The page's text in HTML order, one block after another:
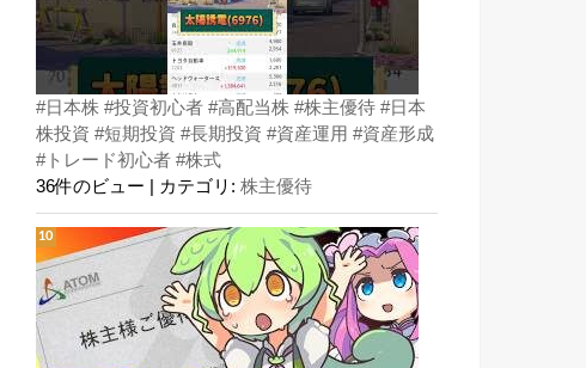
#日本株 #投資初心者 #高配当株 #株主優待 #日本
株投資 #短期投資 #長期投資 #資産運用 #資産形成
#トレード初心者 #株式
36件のビュー
カテゴリ: 株主優待